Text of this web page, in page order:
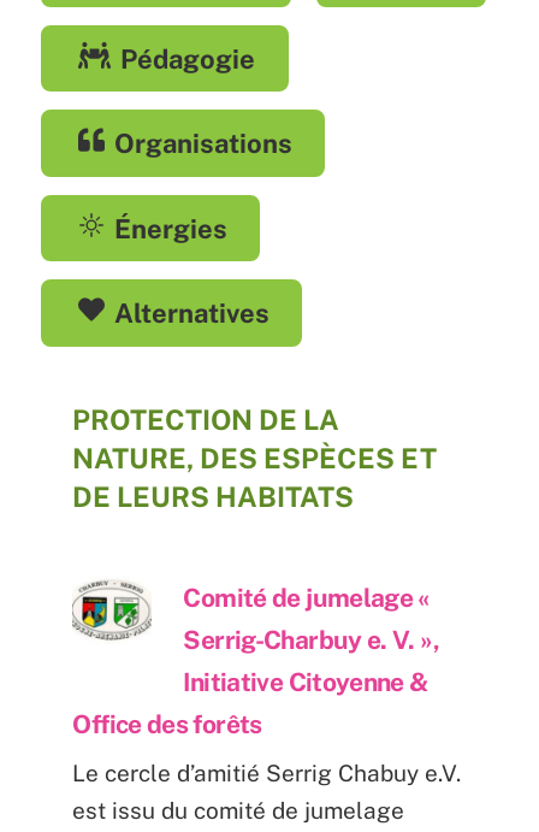
Pédagogie
Organisations
Énergies
Alternatives
PROTECTION DE LA
NATURE, DES ESPÈCES ET
DE LEURS HABITATS
Comité de jumelage «
Serrig-Charbuy e. V. »,
Initiative Citoyenne &
Office des forêts
Le cercle d’amitié Serrig Chabuy e.V.
est issu du comité de jumelage